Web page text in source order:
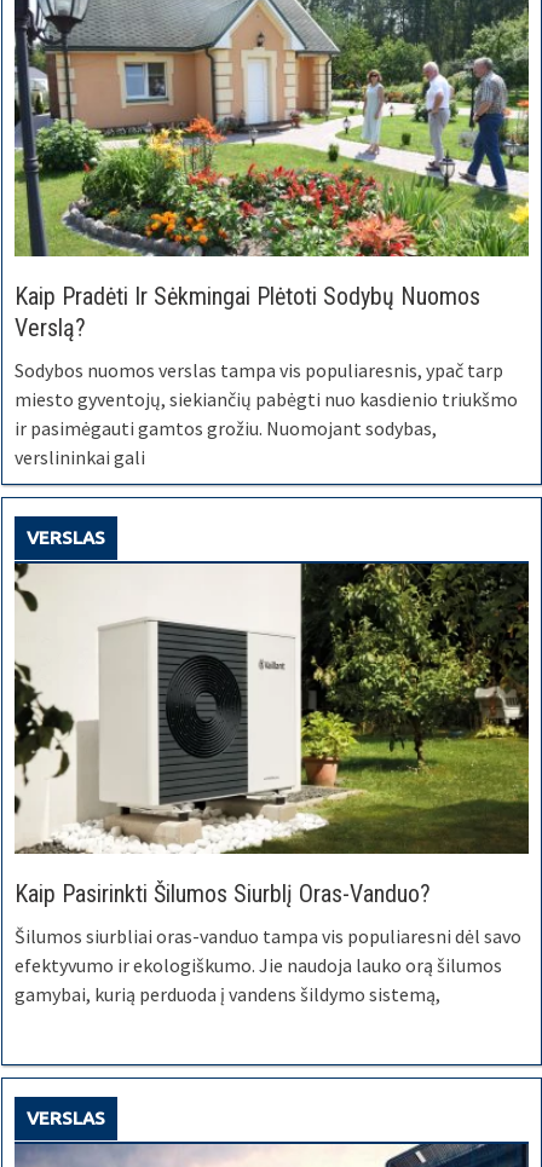
Kaip Pradėti Ir Sėkmingai Plėtoti Sodybų Nuomos
Verslą?
Sodybos nuomos verslas tampa vis populiaresnis, ypač tarp
miesto gyventojų, siekiančių pabėgti nuo kasdienio triukšmo
ir pasimėgauti gamtos grožiu. Nuomojant sodybas,
verslininkai gali
VERSLAS
Kaip Pasirinkti Šilumos Siurblį Oras-Vanduo?
Šilumos siurbliai oras-vanduo tampa vis populiaresni dėl savo
efektyvumo ir ekologiškumo. Jie naudoja lauko orą šilumos
gamybai, kurią perduoda į vandens šildymo sistemą,
VERSLAS